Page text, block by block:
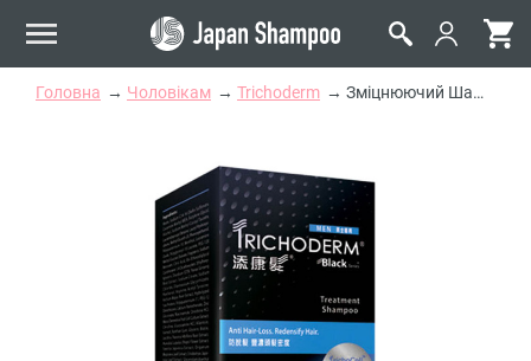
Головна Чоловікам Trichoderm Зміцнюючий Шампунь для Чоловіків Проти Випадіння Волосся Trichoderm Black Men Shampoo